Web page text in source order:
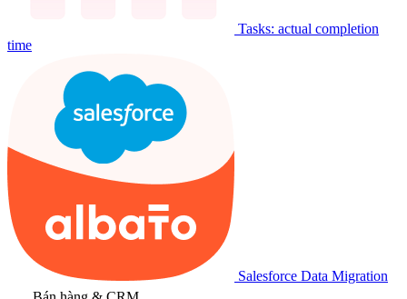
Tasks: actual completion
time
Salesforce Data Migration